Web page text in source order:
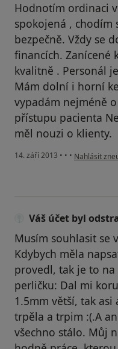
Hodnotím ordinaci
spokojená , chodím
bezpečně. Vždy se
financích. Zanícené
kvalitně . Personál
Mám dolní i horní
vypadám nejméně
přístupu pacienta
měl nouzi o klienty.
14. září 2013 • • • podle
Nahlásit
Váš účet byl
Musím souhlasit se
Kdybych měla
provedl, tak je to na
perličku: Dal mi
1.5mm větší, tak
trpěla a trpim :(.A
všechno stálo. Můj